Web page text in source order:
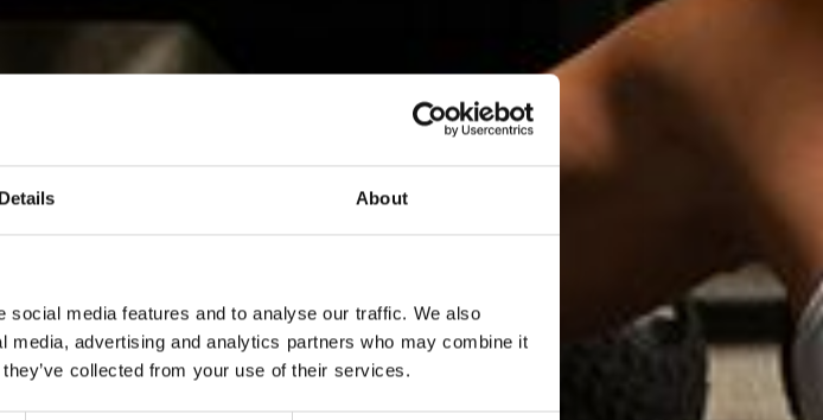
Details About
media features and to analyse our traffic. We also
advertising and analytics partners who may combine it
collected from your use of their services.